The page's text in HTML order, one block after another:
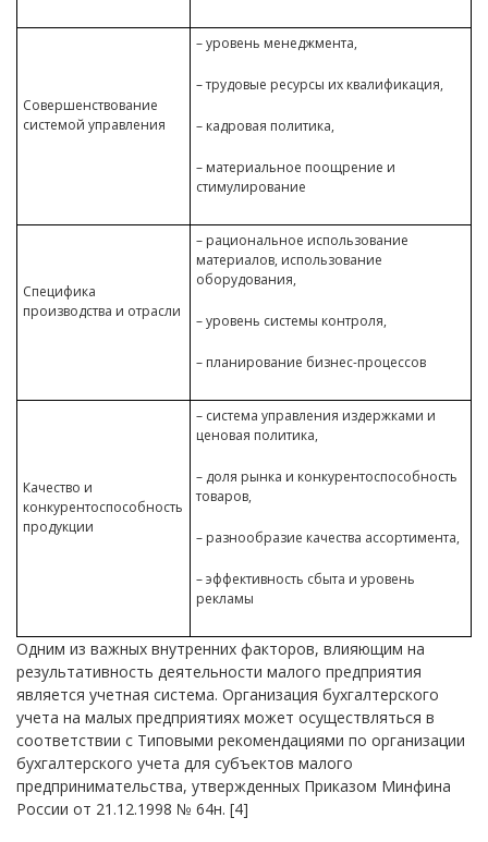
Совершенствование
системой управления
– уровень менеджмента,
– трудовые ресурсы их квалификация,
– кадровая политика,
– материальное поощрение и
стимулирование
Специфика
производства и отрасли
– рациональное использование
материалов, использование
оборудования,
– уровень системы контроля,
– планирование бизнес-процессов
Качество и
конкурентоспособность
продукции
– система управления издержками и
ценовая политика,
– доля рынка и конкурентоспособность
товаров,
– разнообразие качества ассортимента,
– эффективность сбыта и уровень
рекламы
Одним из важных внутренних факторов, влияющим на
результативность деятельности малого предприятия
является учетная система. Организация бухгалтерского
учета на малых предприятиях может осуществляться в
соответствии с Типовыми рекомендациями по организации
бухгалтерского учета для субъектов малого
предпринимательства, утвержденных Приказом Минфина
России от 21.12.1998 № 64н. [4]